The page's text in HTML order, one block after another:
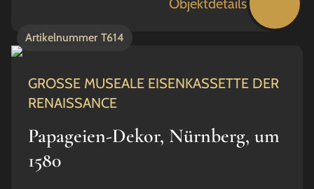
Objektdetails
Artikelnummer T614
GROSSE MUSEALE EISENKASSETTE DER
RENAISSANCE
Papageien-Dekor, Nürnberg, um
1580